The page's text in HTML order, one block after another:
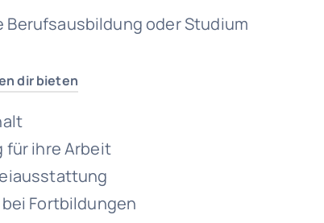
oder Studium
dir bieten
für ihre Arbeit
Fortbildungen